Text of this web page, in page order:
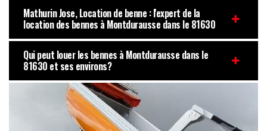
Mathurin Jose, Location de benne : l'expert de la
location des bennes à Montdurausse dans le 81630
Qui peut louer les bennes à Montdurausse dans le
81630 et ses environs?